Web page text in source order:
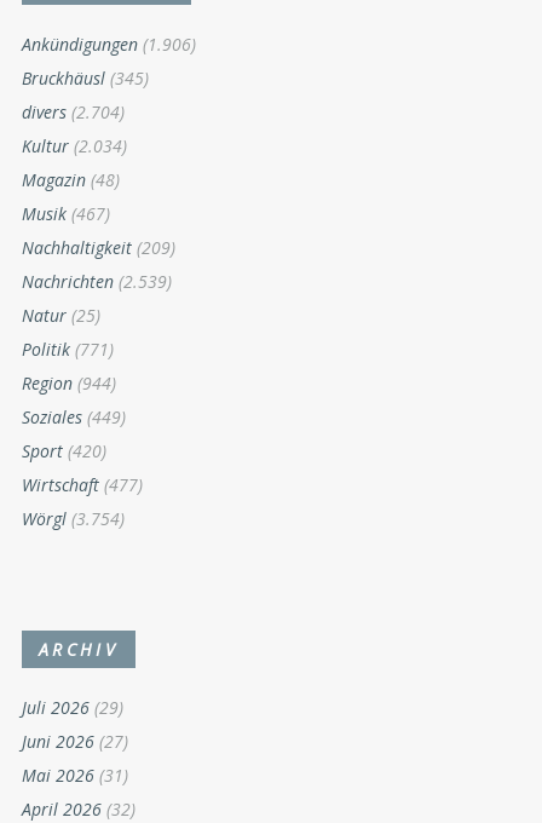
Ankündigungen (1.906)
Bruckhäusl (345)
divers (2.704)
Kultur (2.034)
Magazin (48)
Musik (467)
Nachhaltigkeit (209)
Nachrichten (2.539)
Natur (25)
Politik (771)
Region (944)
Soziales (449)
Sport (420)
Wirtschaft (477)
Wörgl (3.754)
ARCHIV
Juli 2026 (29)
Juni 2026 (27)
Mai 2026 (31)
April 2026 (32)